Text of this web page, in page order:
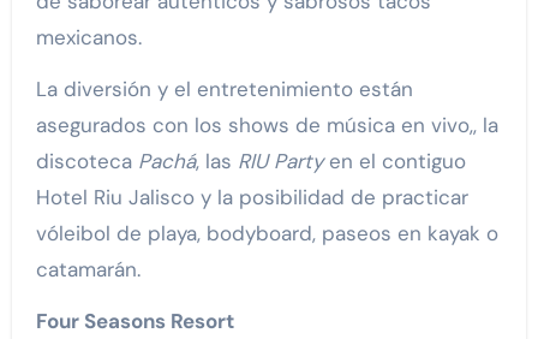
mexicanos.
La diversión y el entretenimiento están
asegurados con los shows de música en vivo,, la
discoteca Pachá, las RIU Partyen el contiguo
Hotel Riu Jalisco y la posibilidad de practicar
vóleibol de playa, bodyboard, paseos en kayak o
catamarán.
Four Seasons Resort